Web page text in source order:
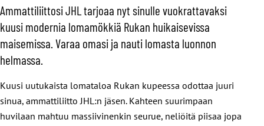
Ammattiliittosi JHL tarjoaa nyt sinulle vuokrattavaksi
kuusi modernia lomamökkiä Rukan huikaisevissa
maisemissa. Varaa omasi ja nauti lomasta luonnon
helmassa.
Kuusi uutukaista lomataloa Rukan kupeessa odottaa juuri
sinua, ammattiliitto JHL:n jäsen. Kahteen suurimpaan
huvilaan mahtuu massiivinenkin seurue, neliöitä piisaa jopa